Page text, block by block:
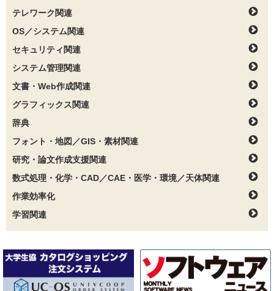
テレワーク関連
OS／システム関連
セキュリティ関連
システム管理関連
文書・Web作成関連
グラフィックス関連
辞典
フォント・地図／GIS・素材関連
研究・論文作成支援関連
数式処理・化学・CAD／CAE・医学・環境／天体関連
作業効率化
学習関連